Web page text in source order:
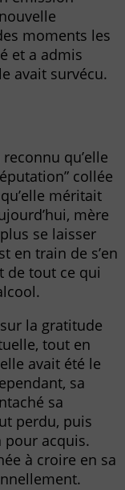
moments les
et a admis
avait survécu.
reconnu qu’elle
collée
méritait
mère
se laisser
en train de s’en
de tout ce qui
la gratitude
tout en
avait été le
sa
sa
perdu, puis
pour acquis.
à croire en sa